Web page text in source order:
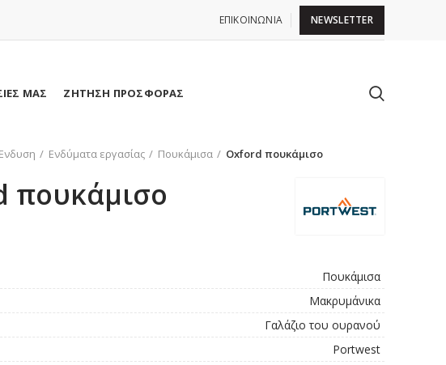
ΕΠΙΚΟΙΝΩΝΙΑ NEWSLETTER
ΜΑΣ ΖΗΤΗΣΗ ΠΡΟΣΦΟΡΑΣ
Ενδύματα εργασίας Πουκάμισα Oxford πουκάμισο
πουκάμισο
Πουκάμισα
Μακρυμάνικα
Γαλάζιο του ουρανού
Portwest